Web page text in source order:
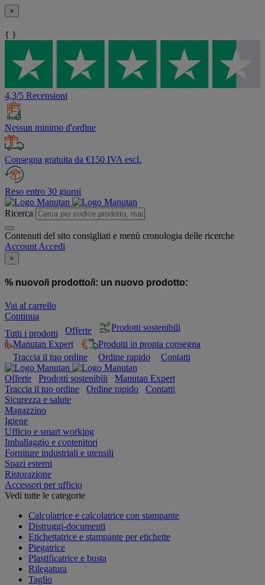
×
{ }
4,3/5 Recensioni
Nessun minimo d'ordine
Consegna gratuita da €150 IVA escl.
Reso entro 30 giorni
Ricerca
Contenuti del sito consigliati e menù cronologia delle ricerche
Account Accedi
×
% nuovo/i prodotto/i: un nuovo prodotto:
Vai al carrello
Continua
Tutti i prodotti
Offerte
Prodotti sostenibili
Manutan Expert
Prodotti in pronta consegna
Traccia il tuo ordine
Ordine rapido Contatti
Offerte Prodotti sostenibili
Manutan Expert
Traccia il tuo ordine
Ordine rapido
Contatti
Sicurezza e salute
Magazzino
Igiene
Ufficio e smart working
Imballaggio e contenitori
Forniture industriali e utensili
Spazi esterni
Ristorazione
Accessori per ufficio
Vedi tutte le categorie
Calcolatrice e calcolatrice con stampante
Distruggi-documenti
Etichettatrice e stampante per etichette
Piegatrice
Plastificatrice e busta
Rilegatura
Taglio